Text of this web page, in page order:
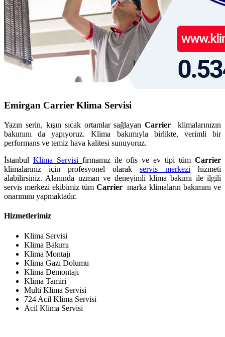
Emirgan Carrier Klima Servisi
Yazın serin, kışın sıcak ortamlar sağlayanCarrier klimalarınızın
bakımını da yapıyoruz. Klima bakımıyla birlikte, verimli bir
performans ve temiz hava kalitesi sunuyoruz.
İstanbul Klima Servisi firmamız ile ofis ve ev tipi tüm Carrier
klimalarınız için profesyonel olarak servis merkezi hizmeti
alabilirsiniz. Alanında uzman ve deneyimli klima bakımı ile ilgili
servis merkezi ekibimiz tüm Carriermarka klimaların bakımını ve
onarımını yapmaktadır.
Hizmetlerimiz
Klima Servisi
Klima Bakımı
Klima Montajı
Klima Gazı Dolumu
Klima Demontajı
Klima Tamiri
Multi Klima Servisi
724 Acil Klima Servisi
Acil Klima Servisi